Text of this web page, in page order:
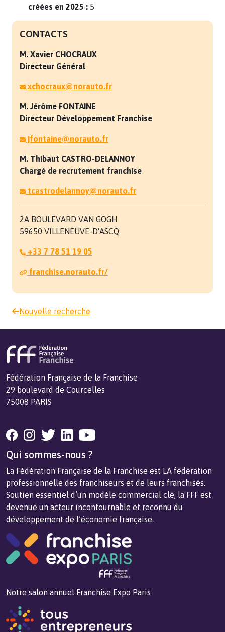
créées en 2025 : 5
CONTACTS
M. Xavier CHOCRAUX
Directeur Général
xchocraux@norauto.fr
M. Jérôme FONTAINE
Directeur Développement Franchise
jfontaine@norauto.fr
M. Thibaut CASTRO-DELANNOY
Chargé de recrutement franchise
tcastrodelannoy@norauto.fr
2A BOULEVARD VAN GOGH
59650 VILLENEUVE-D'ASCQ
+33 7 78 51 19 05
franchise.norauto.fr/
Nouvelle recherche
Fédération Française de la Franchise
29 boulevard de Courcelles
75008 PARIS
Qui sommes-nous ?
La Fédération Française de la Franchise est LA fédération
professionnelle des franchiseurs et de leurs franchisés.
Soutien essentiel d’un modèle commercial clé, la FFF est
devenue un acteur incontournable et reconnu du
développement de l’économie française.
Notre salon annuel Franchise Expo Paris